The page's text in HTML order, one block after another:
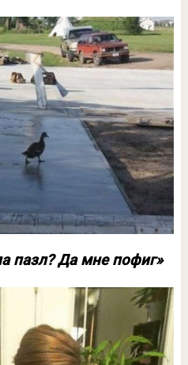
пазл? Да мне пофиг»